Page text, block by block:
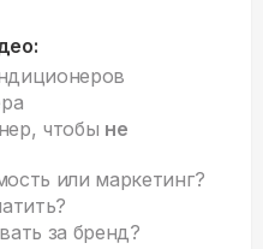
чтобы не
или маркетинг?
за бренд?